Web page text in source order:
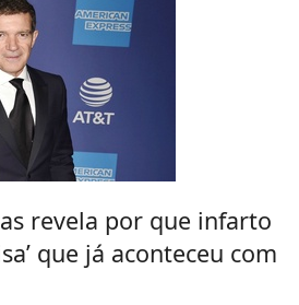
revela por que infarto
que já aconteceu com